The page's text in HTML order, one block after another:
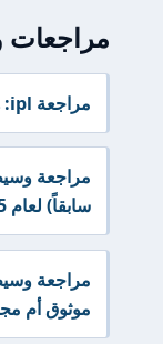
مراجعة ipl: هل يستحق التجربة في 2026؟
سابقاً) لعام 2025: التراخيص والرسوم
موثوق أم